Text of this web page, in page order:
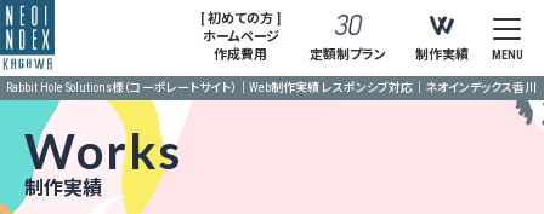
[ 初めての方 ]
ホームページ
作成費用
定額制プラン 制作実績 MENU
Rabbit Hole Solutions様（コーポレートサイト）｜Web制作実績 レスポンシブ対応｜ネオインデックス香川
Works
制作実績